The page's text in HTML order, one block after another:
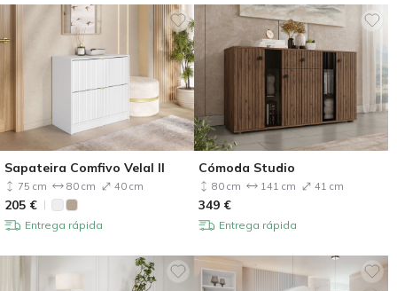
Sapateira Comfivo Velal II
75 cm 80 cm 40 cm
205 €
Entrega rápida
Cómoda Studio
80 cm 141 cm 41 cm
349 €
Entrega rápida